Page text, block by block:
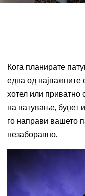
Кога планирате
една од најважните
хотел или приватно
на патување, буџет
го направи вашето
незаборавно.